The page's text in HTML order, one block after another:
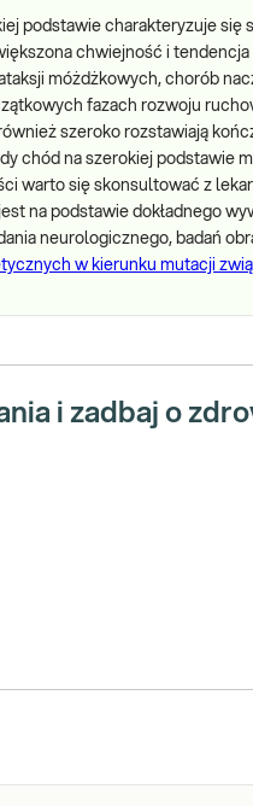
podstawie charakteryzuje
chwiejność i
móżdżkowych, chorób
fazach rozwoju
szeroko rozstawiają
chód na szerokiej podstawie
warto się skonsultować z
na podstawie dokładnego
neurologicznego, badań
w kierunku mutacji
i zadbaj o